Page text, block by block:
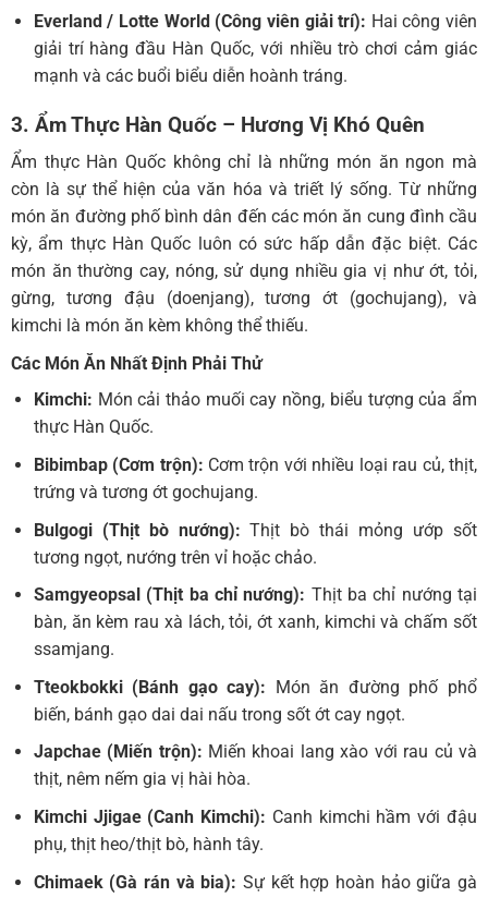
Everland / Lotte World (Công viên giải trí): Hai công viên
giải trí hàng đầu Hàn Quốc, với nhiều trò chơi cảm giác
mạnh và các buổi biểu diễn hoành tráng.
3. Ẩm Thực Hàn Quốc – Hương Vị Khó Quên
Ẩm thực Hàn Quốc không chỉ là những món ăn ngon mà
còn là sự thể hiện của văn hóa và triết lý sống. Từ những
món ăn đường phố bình dân đến các món ăn cung đình cầu
kỳ, ẩm thực Hàn Quốc luôn có sức hấp dẫn đặc biệt. Các
món ăn thường cay, nóng, sử dụng nhiều gia vị như ớt, tỏi,
gừng, tương đậu (doenjang), tương ớt (gochujang), và
kimchi là món ăn kèm không thể thiếu.
Các Món Ăn Nhất Định Phải Thử
Kimchi: Món cải thảo muối cay nồng, biểu tượng của ẩm
thực Hàn Quốc.
Bibimbap (Cơm trộn): Cơm trộn với nhiều loại rau củ, thịt,
trứng và tương ớt gochujang.
Bulgogi (Thịt bò nướng): Thịt bò thái mỏng ướp sốt
tương ngọt, nướng trên vỉ hoặc chảo.
Samgyeopsal (Thịt ba chỉ nướng): Thịt ba chỉ nướng tại
bàn, ăn kèm rau xà lách, tỏi, ớt xanh, kimchi và chấm sốt
ssamjang.
Tteokbokki (Bánh gạo cay): Món ăn đường phố phổ
biến, bánh gạo dai dai nấu trong sốt ớt cay ngọt.
Japchae (Miến trộn): Miến khoai lang xào với rau củ và
thịt, nêm nếm gia vị hài hòa.
Kimchi Jjigae (Canh Kimchi): Canh kimchi hầm với đậu
phụ, thịt heo/thịt bò, hành tây.
Chimaek (Gà rán và bia): Sự kết hợp hoàn hảo giữa gà